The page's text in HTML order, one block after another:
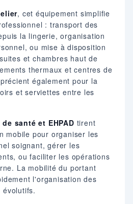
, cet équipement simplifie
: transport des
la lingerie, organisation
ou mise à disposition
et chambres haut de
thermaux et centres de
également pour la
et serviettes entre les
santé et EHPAD tirent
mobile pour organiser les
soignant, gérer les
ou faciliter les opérations
La mobilité du portant
l'organisation des
évolutifs.